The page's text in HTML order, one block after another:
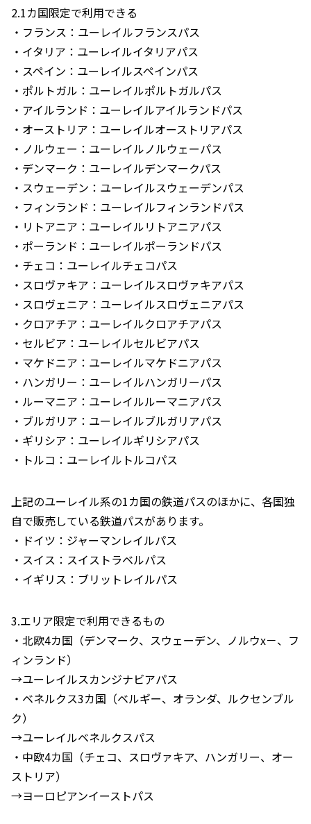
2.1カ国限定で利用できる
・フランス：ユーレイルフランスパス
・イタリア：ユーレイルイタリアパス
・スペイン：ユーレイルスペインパス
・ポルトガル：ユーレイルポルトガルパス
・アイルランド：ユーレイルアイルランドパス
・オーストリア：ユーレイルオーストリアパス
・ノルウェー：ユーレイルノルウェーパス
・デンマーク：ユーレイルデンマークパス
・スウェーデン：ユーレイルスウェーデンパス
・フィンランド：ユーレイルフィンランドパス
・リトアニア：ユーレイルリトアニアパス
・ポーランド：ユーレイルポーランドパス
・チェコ：ユーレイルチェコパス
・スロヴァキア：ユーレイルスロヴァキアパス
・スロヴェニア：ユーレイルスロヴェニアパス
・クロアチア：ユーレイルクロアチアパス
・セルビア：ユーレイルセルビアパス
・マケドニア：ユーレイルマケドニアパス
・ハンガリー：ユーレイルハンガリーパス
・ルーマニア：ユーレイルルーマニアパス
・ブルガリア：ユーレイルブルガリアパス
・ギリシア：ユーレイルギリシアパス
・トルコ：ユーレイルトルコパス
上記のユーレイル系の1カ国の鉄道パスのほかに、各国独
自で販売している鉄道パスがあります。
・ドイツ：ジャーマンレイルパス
・スイス：スイストラベルパス
・イギリス：ブリットレイルパス
3.エリア限定で利用できるもの
・北欧4カ国（デンマーク、スウェーデン、ノルウx－、フ
ィンランド）
→ユーレイルスカンジナビアパス
・ベネルクス3カ国（ベルギー、オランダ、ルクセンブル
ク）
→ユーレイルベネルクスパス
・中欧4カ国（チェコ、スロヴァキア、ハンガリー、オー
ストリア）
→ヨーロピアンイーストパス